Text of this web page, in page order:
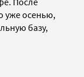
уже осенью,
базу,